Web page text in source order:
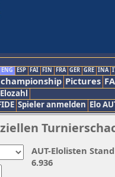
ENG ESP FAI FIN FRA GER GRE INA
championship Pictures
Spieler anmelden Elo
AUT-Elolisten
6.936